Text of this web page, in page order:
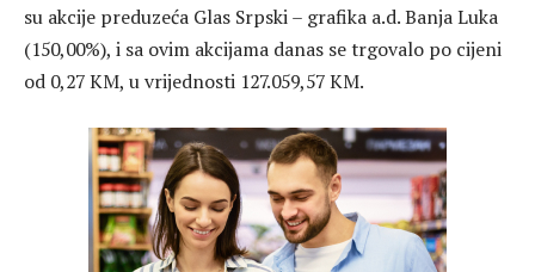
su akcije preduzeća Glas Srpski – grafika a.d. Banja Luka
(150,00%), i sa ovim akcijama danas se trgovalo po cijeni
od 0,27 KM, u vrijednosti 127.059,57 KM.